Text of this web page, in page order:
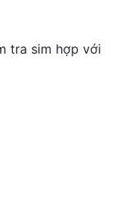
tra sim hợp với